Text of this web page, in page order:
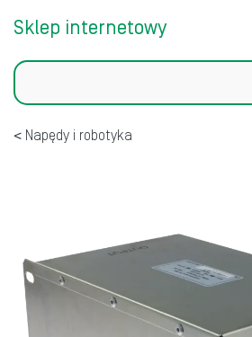
Sklep internetowy
Szukaj
Napędy i robotyka